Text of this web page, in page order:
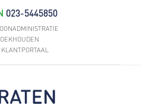
023-5445850